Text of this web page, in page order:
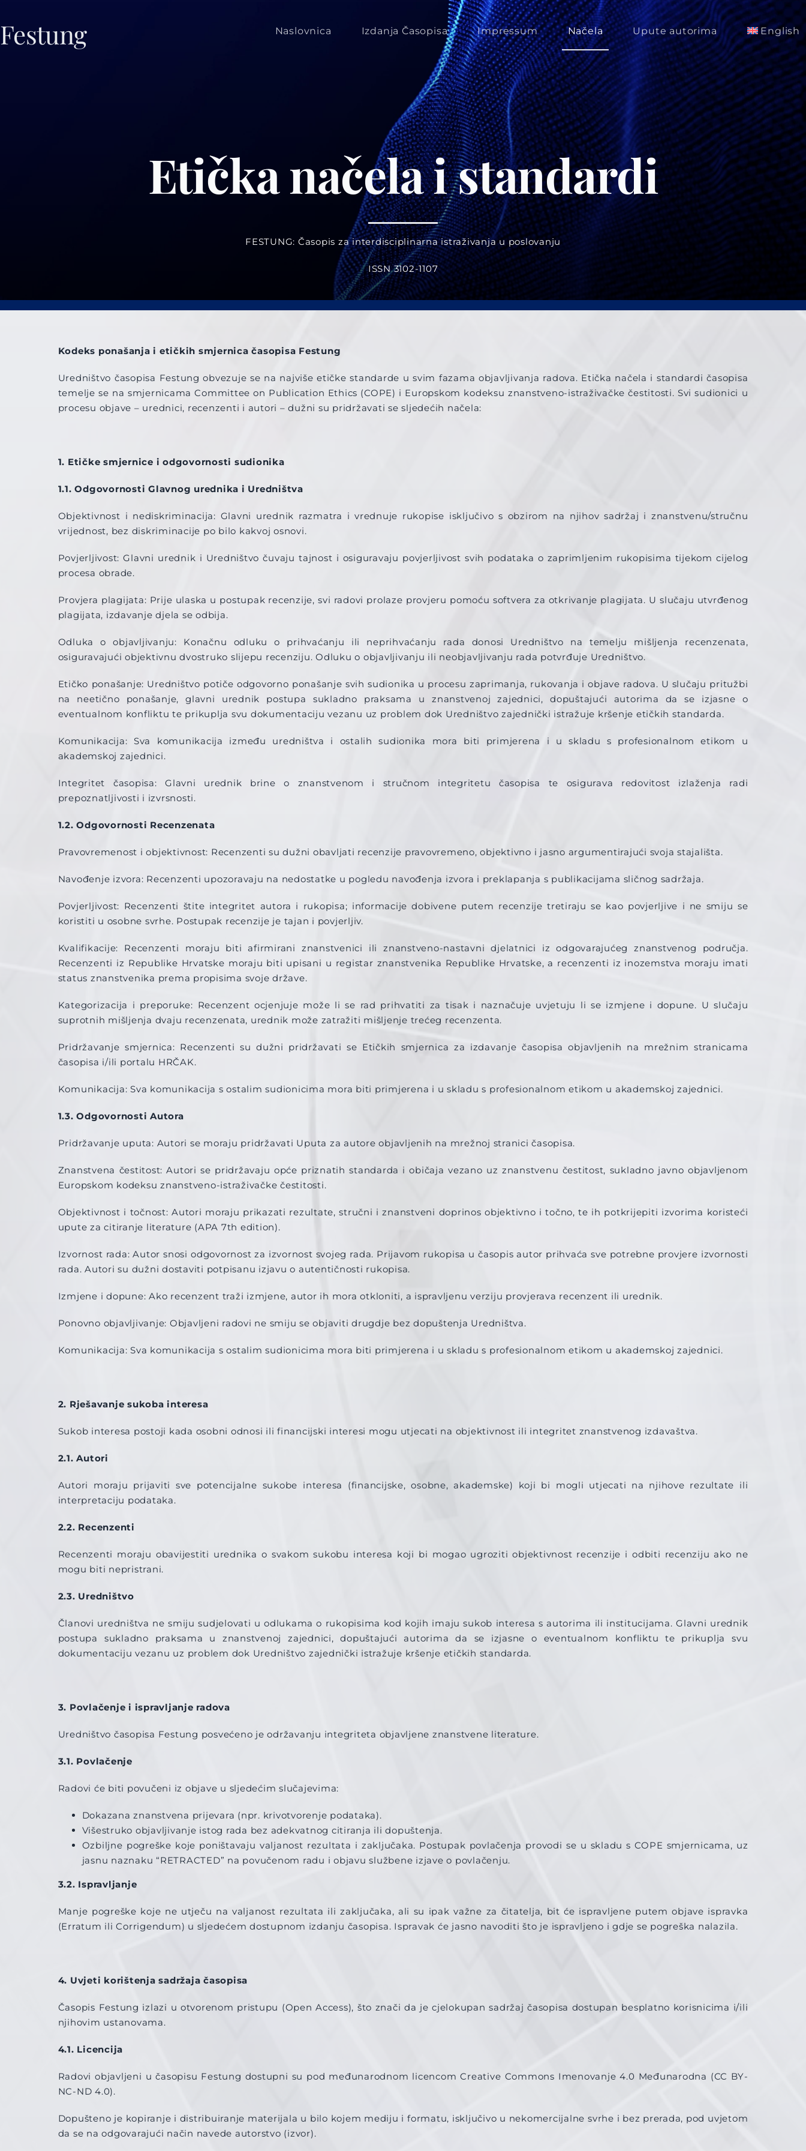
content
Festung Naslovnica Izdanja Časopisa Impressum Načela Upute autorima English
Etička načela i standardi
FESTUNG: Časopis za interdisciplinarna istraživanja u poslovanju
ISSN 3102-1107
Kodeks ponašanja i etičkih smjernica časopisa Festung
Uredništvo časopisa Festung obvezuje se na najviše etičke standarde u svim fazama objavljivanja radova. Etička načela i standardi časopisa
temelje se na smjernicama Committee on Publication Ethics (COPE) i Europskom kodeksu znanstveno-istraživačke čestitosti. Svi sudionici u
procesu objave – urednici, recenzenti i autori – dužni su pridržavati se sljedećih načela:
1. Etičke smjernice i odgovornosti sudionika
1.1. Odgovornosti Glavnog urednika i Uredništva
Objektivnost i nediskriminacija: Glavni urednik razmatra i vrednuje rukopise isključivo s obzirom na njihov sadržaj i znanstvenu/stručnu
vrijednost, bez diskriminacije po bilo kakvoj osnovi.
Povjerljivost: Glavni urednik i Uredništvo čuvaju tajnost i osiguravaju povjerljivost svih podataka o zaprimljenim rukopisima tijekom cijelog
procesa obrade.
Provjera plagijata: Prije ulaska u postupak recenzije, svi radovi prolaze provjeru pomoću softvera za otkrivanje plagijata. U slučaju utvrđenog
plagijata, izdavanje djela se odbija.
Odluka o objavljivanju: Konačnu odluku o prihvaćanju ili neprihvaćanju rada donosi Uredništvo na temelju mišljenja recenzenata,
osiguravajući objektivnu dvostruko slijepu recenziju. Odluku o objavljivanju ili neobjavljivanju rada potvrđuje Uredništvo.
Etičko ponašanje: Uredništvo potiče odgovorno ponašanje svih sudionika u procesu zaprimanja, rukovanja i objave radova. U slučaju pritužbi
na neetično ponašanje, glavni urednik postupa sukladno praksama u znanstvenoj zajednici, dopuštajući autorima da se izjasne o
eventualnom konfliktu te prikuplja svu dokumentaciju vezanu uz problem dok Uredništvo zajednički istražuje kršenje etičkih standarda.
Komunikacija: Sva komunikacija između uredništva i ostalih sudionika mora biti primjerena i u skladu s profesionalnom etikom u
akademskoj zajednici.
Integritet časopisa: Glavni urednik brine o znanstvenom i stručnom integritetu časopisa te osigurava redovitost izlaženja radi
prepoznatljivosti i izvrsnosti.
1.2. Odgovornosti Recenzenata
Pravovremenost i objektivnost: Recenzenti su dužni obavljati recenzije pravovremeno, objektivno i jasno argumentirajući svoja stajališta.
Navođenje izvora: Recenzenti upozoravaju na nedostatke u pogledu navođenja izvora i preklapanja s publikacijama sličnog sadržaja.
Povjerljivost: Recenzenti štite integritet autora i rukopisa; informacije dobivene putem recenzije tretiraju se kao povjerljive i ne smiju se
koristiti u osobne svrhe. Postupak recenzije je tajan i povjerljiv.
Kvalifikacije: Recenzenti moraju biti afirmirani znanstvenici ili znanstveno-nastavni djelatnici iz odgovarajućeg znanstvenog područja.
Recenzenti iz Republike Hrvatske moraju biti upisani u registar znanstvenika Republike Hrvatske, a recenzenti iz inozemstva moraju imati
status znanstvenika prema propisima svoje države.
Kategorizacija i preporuke: Recenzent ocjenjuje može li se rad prihvatiti za tisak i naznačuje uvjetuju li se izmjene i dopune. U slučaju
suprotnih mišljenja dvaju recenzenata, urednik može zatražiti mišljenje trećeg recenzenta.
Pridržavanje smjernica: Recenzenti su dužni pridržavati se Etičkih smjernica za izdavanje časopisa objavljenih na mrežnim stranicama
časopisa i/ili portalu HRČAK.
Komunikacija: Sva komunikacija s ostalim sudionicima mora biti primjerena i u skladu s profesionalnom etikom u akademskoj zajednici.
1.3. Odgovornosti Autora
Pridržavanje uputa: Autori se moraju pridržavati Uputa za autore objavljenih na mrežnoj stranici časopisa.
Znanstvena čestitost: Autori se pridržavaju opće priznatih standarda i običaja vezano uz znanstvenu čestitost, sukladno javno objavljenom
Europskom kodeksu znanstveno-istraživačke čestitosti.
Objektivnost i točnost: Autori moraju prikazati rezultate, stručni i znanstveni doprinos objektivno i točno, te ih potkrijepiti izvorima koristeći
upute za citiranje literature (APA 7th edition).
Izvornost rada: Autor snosi odgovornost za izvornost svojeg rada. Prijavom rukopisa u časopis autor prihvaća sve potrebne provjere izvornosti
rada. Autori su dužni dostaviti potpisanu izjavu o autentičnosti rukopisa.
Izmjene i dopune: Ako recenzent traži izmjene, autor ih mora otkloniti, a ispravljenu verziju provjerava recenzent ili urednik.
Ponovno objavljivanje: Objavljeni radovi ne smiju se objaviti drugdje bez dopuštenja Uredništva.
Komunikacija: Sva komunikacija s ostalim sudionicima mora biti primjerena i u skladu s profesionalnom etikom u akademskoj zajednici.
2. Rješavanje sukoba interesa
Sukob interesa postoji kada osobni odnosi ili financijski interesi mogu utjecati na objektivnost ili integritet znanstvenog izdavaštva.
2.1. Autori
Autori moraju prijaviti sve potencijalne sukobe interesa (financijske, osobne, akademske) koji bi mogli utjecati na njihove rezultate ili
interpretaciju podataka.
2.2. Recenzenti
Recenzenti moraju obavijestiti urednika o svakom sukobu interesa koji bi mogao ugroziti objektivnost recenzije i odbiti recenziju ako ne
mogu biti nepristrani.
2.3. Uredništvo
Članovi uredništva ne smiju sudjelovati u odlukama o rukopisima kod kojih imaju sukob interesa s autorima ili institucijama. Glavni urednik
postupa sukladno praksama u znanstvenoj zajednici, dopuštajući autorima da se izjasne o eventualnom konfliktu te prikuplja svu
dokumentaciju vezanu uz problem dok Uredništvo zajednički istražuje kršenje etičkih standarda.
3. Povlačenje i ispravljanje radova
Uredništvo časopisa Festung posvećeno je održavanju integriteta objavljene znanstvene literature.
3.1. Povlačenje
Radovi će biti povučeni iz objave u sljedećim slučajevima:
Dokazana znanstvena prijevara (npr. krivotvorenje podataka).
Višestruko objavljivanje istog rada bez adekvatnog citiranja ili dopuštenja.
Ozbiljne pogreške koje poništavaju valjanost rezultata i zaključaka. Postupak povlačenja provodi se u skladu s COPE smjernicama, uz
jasnu naznaku “RETRACTED” na povučenom radu i objavu službene izjave o povlačenju.
3.2. Ispravljanje
Manje pogreške koje ne utječu na valjanost rezultata ili zaključaka, ali su ipak važne za čitatelja, bit će ispravljene putem objave ispravka
(Erratum ili Corrigendum) u sljedećem dostupnom izdanju časopisa. Ispravak će jasno navoditi što je ispravljeno i gdje se pogreška nalazila.
4. Uvjeti korištenja sadržaja časopisa
Časopis Festung izlazi u otvorenom pristupu (Open Access), što znači da je cjelokupan sadržaj časopisa dostupan besplatno korisnicima i/ili
njihovim ustanovama.
4.1. Licencija
Radovi objavljeni u časopisu Festung dostupni su pod međunarodnom licencom Creative Commons Imenovanje 4.0 Međunarodna (CC BY-
NC-ND 4.0).
Dopušteno je kopiranje i distribuiranje materijala u bilo kojem mediju i formatu, isključivo u nekomercijalne svrhe i bez prerada, pod uvjetom
da se na odgovarajući način navede autorstvo (izvor).